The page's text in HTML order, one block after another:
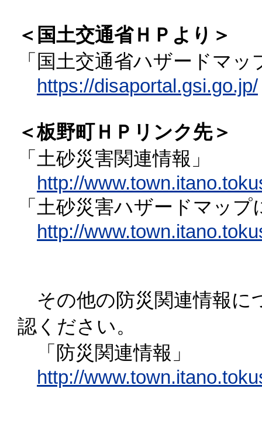
＜国土交通省ＨＰより＞
「国土交通省ハザードマ
https://disaportal.gsi.go.jp/
＜板野町ＨＰリンク先＞
「土砂災害関連情報」
http://
「土砂災害ハザードマッ
http://
その他の防災関連情報に
認ください。
「防災関連情報」
http://